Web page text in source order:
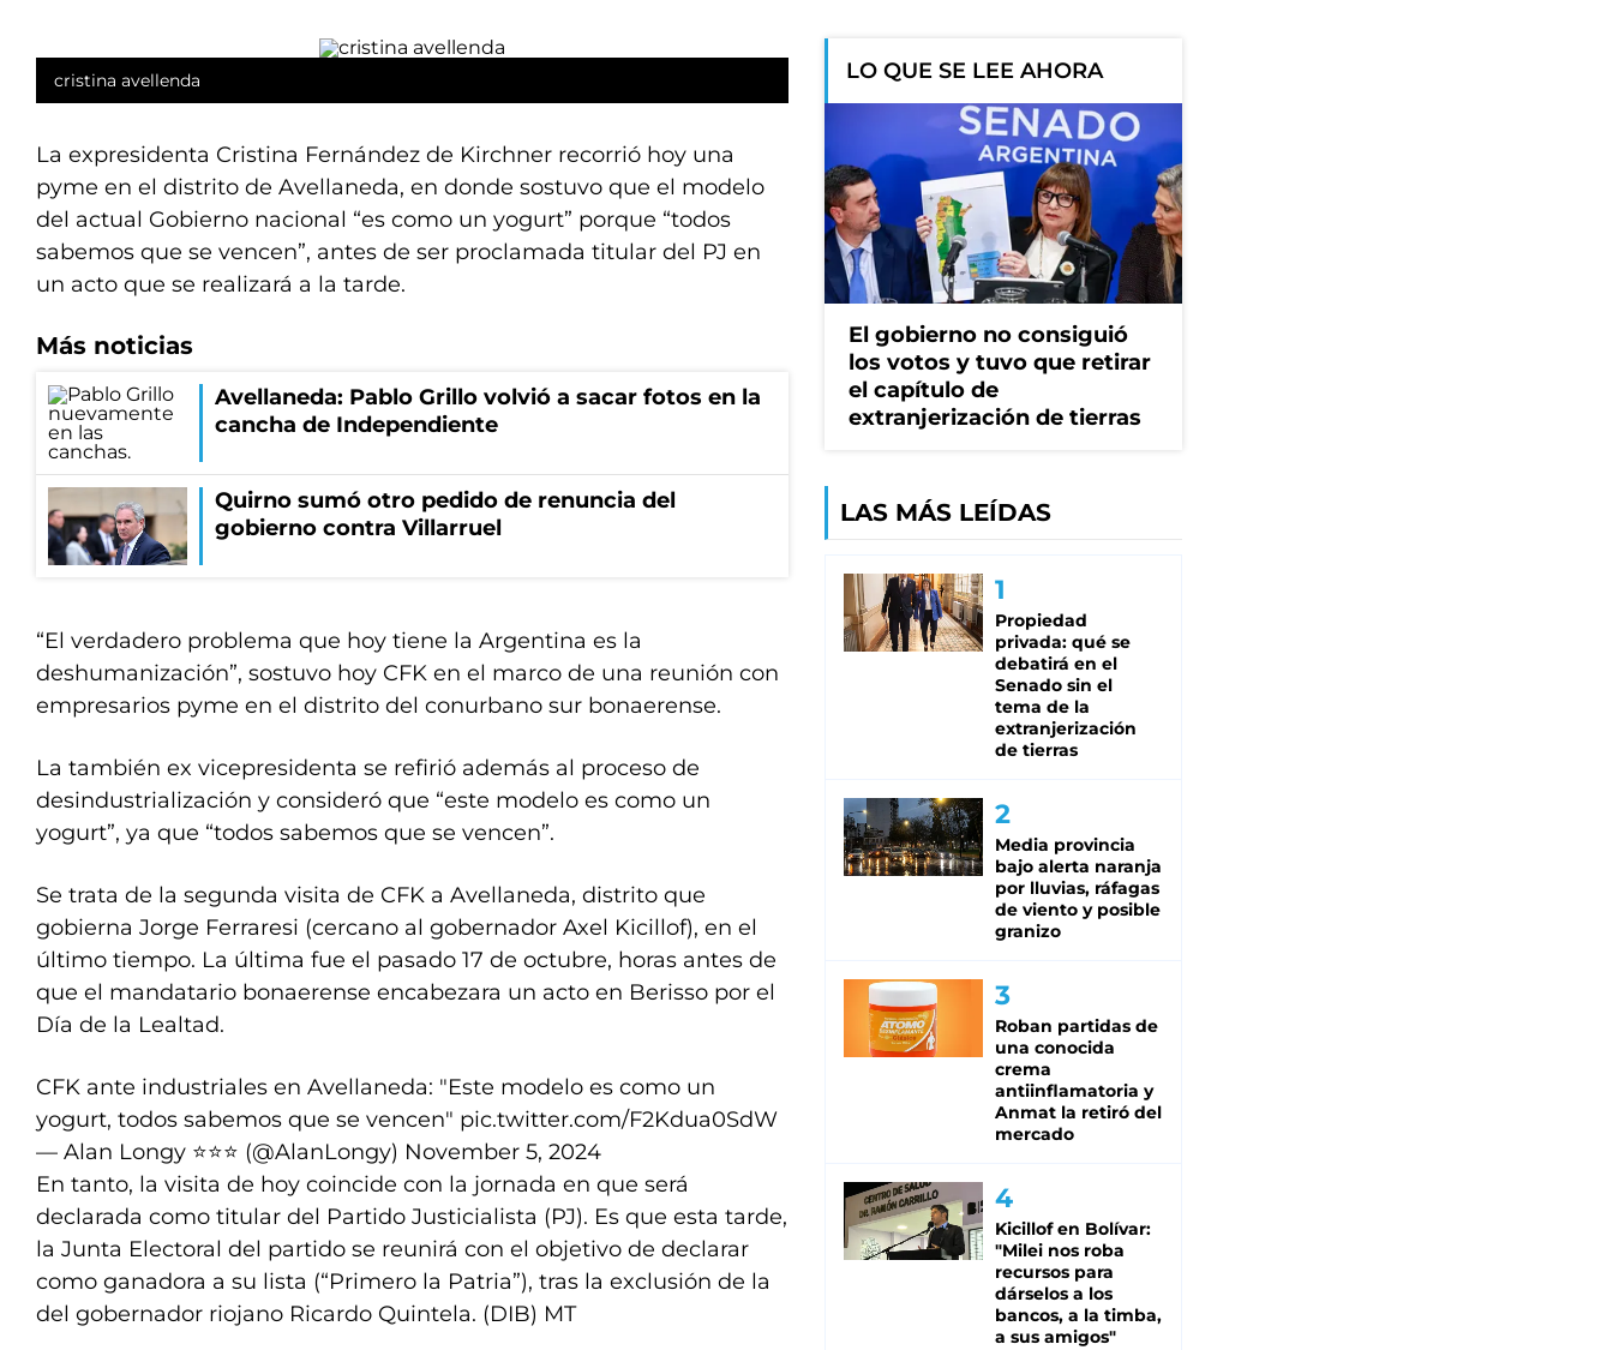
cristina avellenda
La expresidenta Cristina Fernández de Kirchner recorrió hoy una
pyme en el distrito de Avellaneda, en donde sostuvo que el modelo
del actual Gobierno nacional “es como un yogurt” porque “todos
sabemos que se vencen”, antes de ser proclamada titular del PJ en
un acto que se realizará a la tarde.
Más noticias
Avellaneda: Pablo Grillo volvió a sacar fotos en la
cancha de Independiente
Quirno sumó otro pedido de renuncia del
gobierno contra Villarruel
“El verdadero problema que hoy tiene la Argentina es la
deshumanización”, sostuvo hoy CFK en el marco de una reunión con
empresarios pyme en el distrito del conurbano sur bonaerense.
La también ex vicepresidenta se refirió además al proceso de
desindustrialización y consideró que “este modelo es como un
yogurt”, ya que “todos sabemos que se vencen”.
Se trata de la segunda visita de CFK a Avellaneda, distrito que
gobierna Jorge Ferraresi (cercano al gobernador Axel Kicillof), en el
último tiempo. La última fue el pasado 17 de octubre, horas antes de
que el mandatario bonaerense encabezara un acto en Berisso por el
Día de la Lealtad.
CFK ante industriales en Avellaneda: "Este modelo es como un
yogurt, todos sabemos que se vencen" pic.twitter.com/F2Kdua0SdW
— Alan Longy ⭐⭐⭐ (@AlanLongy) November 5, 2024
En tanto, la visita de hoy coincide con la jornada en que será
declarada como titular del Partido Justicialista (PJ). Es que esta tarde,
la Junta Electoral del partido se reunirá con el objetivo de declarar
como ganadora a su lista (“Primero la Patria”), tras la exclusión de la
del gobernador riojano Ricardo Quintela. (DIB) MT
LO QUE SE LEE AHORA
El gobierno no consiguió
los votos y tuvo que retirar
el capítulo de
extranjerización de tierras
LAS MÁS LEÍDAS
Propiedad
privada: qué se
debatirá en el
Senado sin el
tema de la
extranjerización
de tierras
Media provincia
bajo alerta naranja
por lluvias, ráfagas
de viento y posible
granizo
Roban partidas de
una conocida
crema
antiinflamatoria y
Anmat la retiró del
mercado
Kicillof en Bolívar:
"Milei nos roba
recursos para
dárselos a los
bancos, a la timba,
a sus amigos"